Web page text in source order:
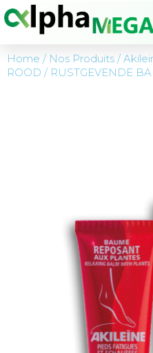
Home / Nos Produits /
ROOD / RUSTGEVENDE